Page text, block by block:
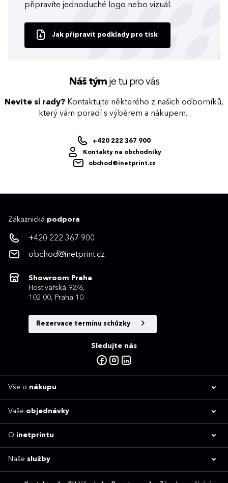
připravíte jednoduché logo nebo vizuál.
Jak připravit podklady pro tisk
Náš týmje tu pro vás
Nevíte si rady? Kontaktujte některého z našich odborníků,
který vám poradí s výběrem a nákupem.
+420 222 367 900
Kontakty na obchodníky
obchod@inetprint.cz
Zákaznická podpora
+420 222 367 900
obchod@inetprint.cz
Showroom Praha
Hostivařská 92/6,
102 00, Praha 10
Rezervace termínu schůzky
Sledujte nás
Vše o nákupu
Vaše objednávky
O inetprintu
Naše služby